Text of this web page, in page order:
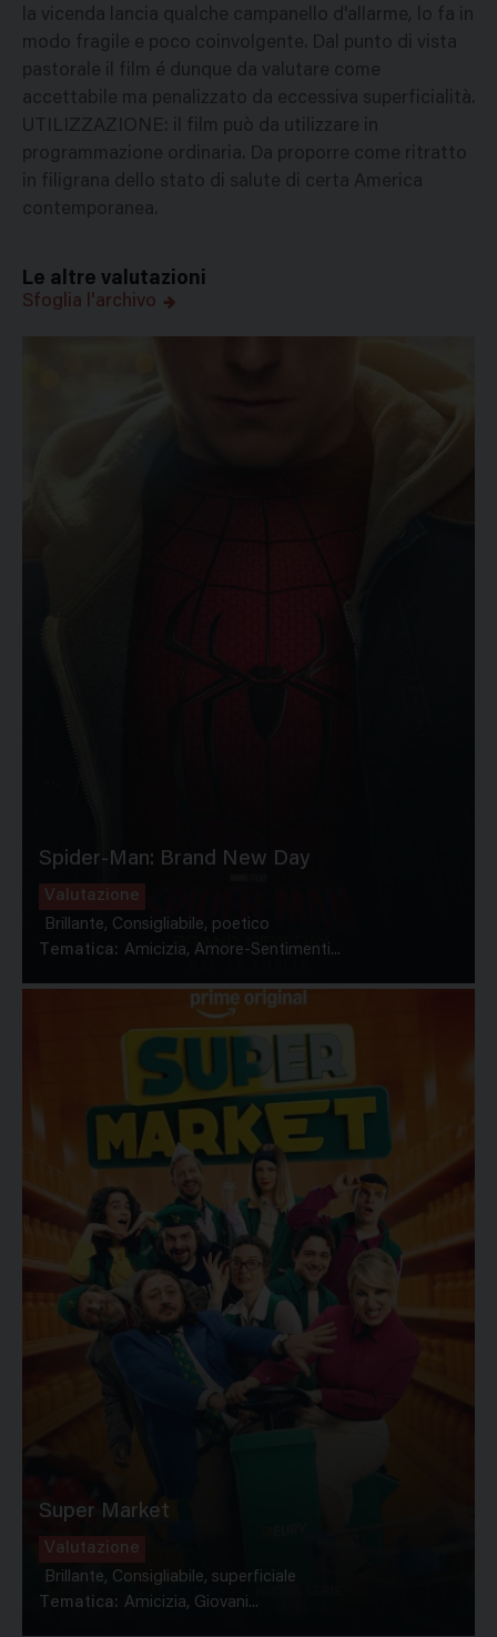
la vicenda lancia qualche campanello d'allarme, lo fa in
modo fragile e poco coinvolgente. Dal punto di vista
pastorale il film é dunque da valutare come
accettabile ma penalizzato da eccessiva superficialità.
UTILIZZAZIONE: il film può da utilizzare in
programmazione ordinaria. Da proporre come ritratto
in filigrana dello stato di salute di certa America
contemporanea.
Le altre valutazioni
Sfoglia l'archivo
Spider-Man: Brand New Day
Valutazione
Brillante, Consigliabile, poetico
Tematica: Amicizia, Amore-Sentimenti...
Super Market
Valutazione
Brillante, Consigliabile, superficiale
Tematica: Amicizia, Giovani...